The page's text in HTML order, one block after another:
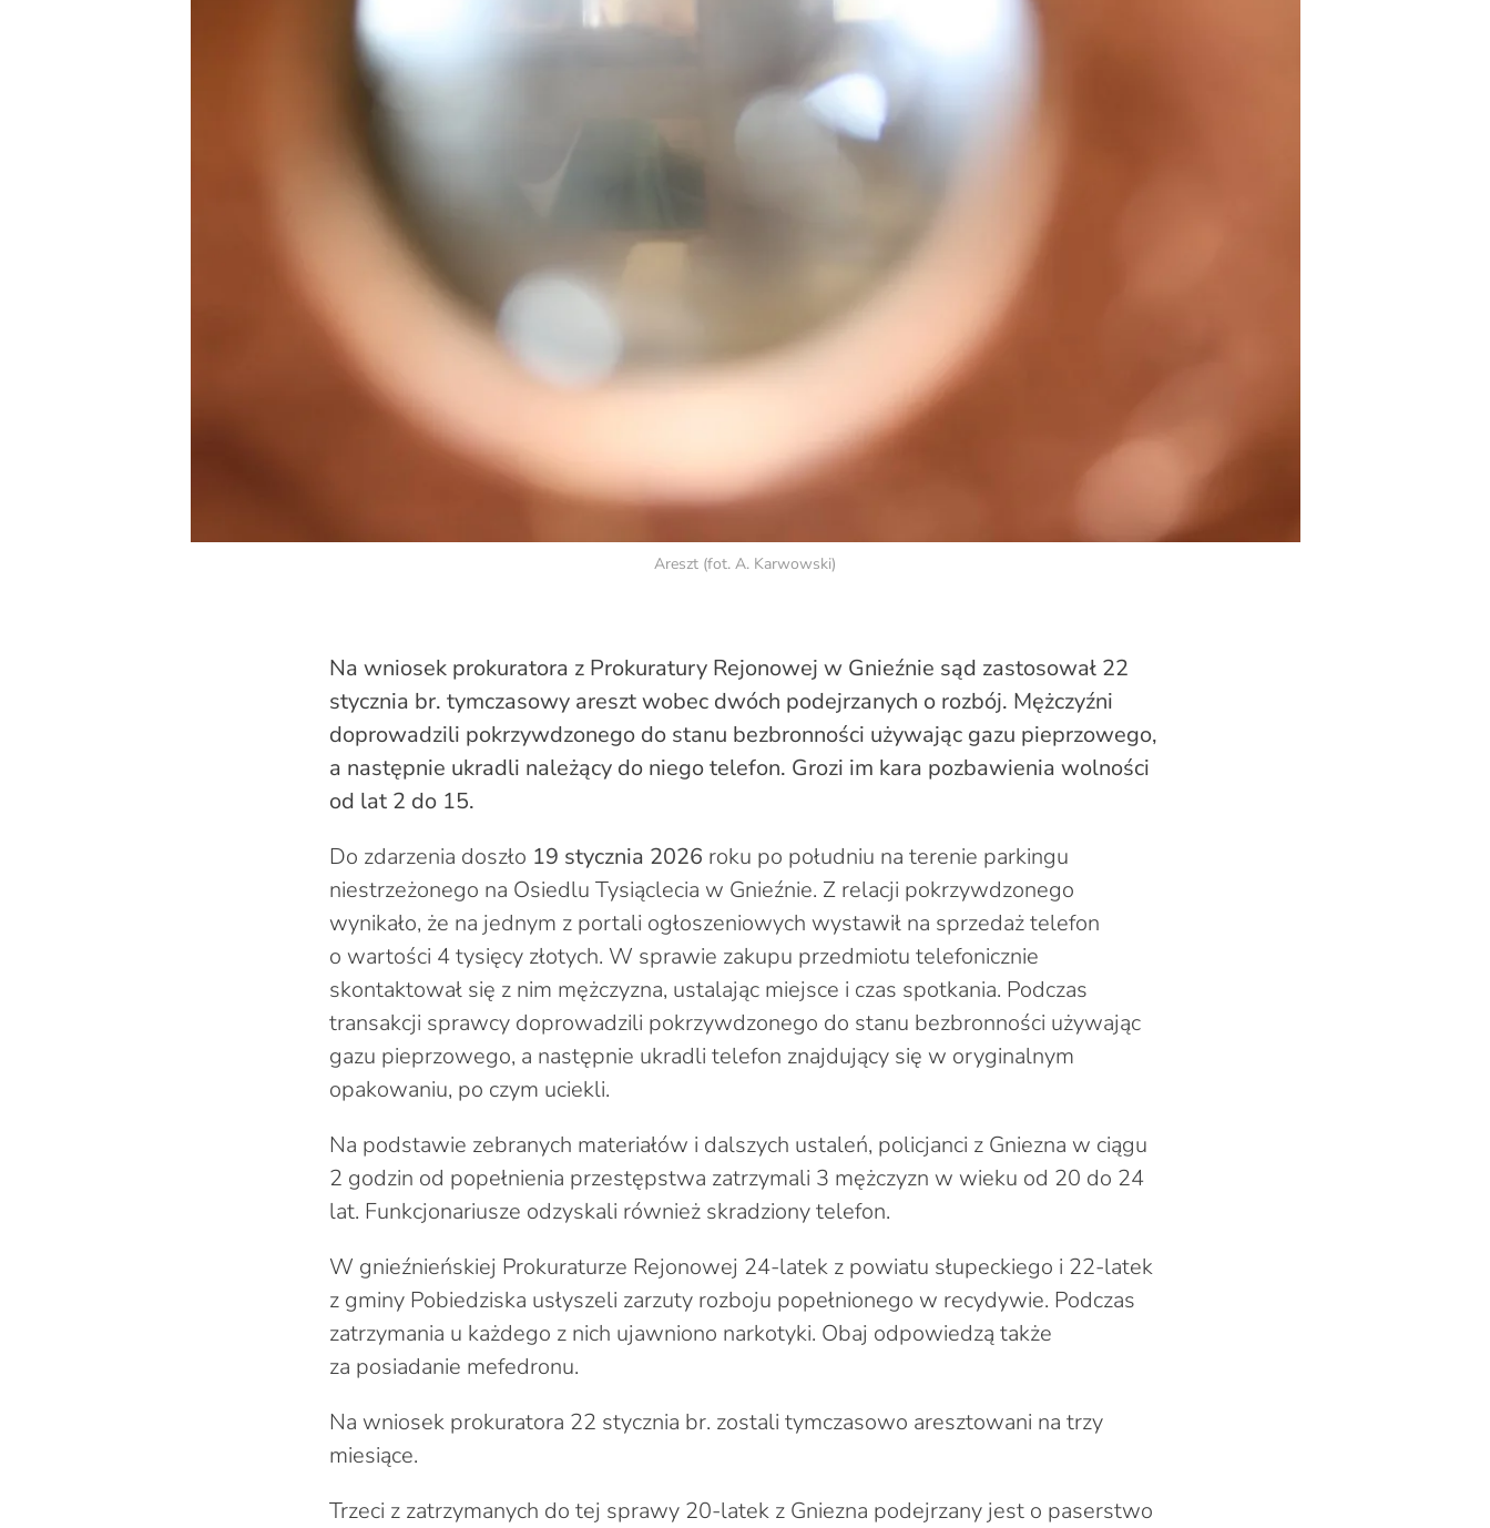
Areszt (fot. A. Karwowski)
Na wniosek prokuratora z Prokuratury Rejonowej w Gnieźnie sąd zastosował 22
stycznia br. tymczasowy areszt wobec dwóch podejrzanych o rozbój. Mężczyźni
doprowadzili pokrzywdzonego do stanu bezbronności używając gazu pieprzowego,
a następnie ukradli należący do niego telefon. Grozi im kara pozbawienia wolności
od lat 2 do 15.
Do zdarzenia doszło 19 stycznia 2026 roku po południu na terenie parkingu
niestrzeżonego na Osiedlu Tysiąclecia w Gnieźnie. Z relacji pokrzywdzonego
wynikało, że na jednym z portali ogłoszeniowych wystawił na sprzedaż telefon
o wartości 4 tysięcy złotych. W sprawie zakupu przedmiotu telefonicznie
skontaktował się z nim mężczyzna, ustalając miejsce i czas spotkania. Podczas
transakcji sprawcy doprowadzili pokrzywdzonego do stanu bezbronności używając
gazu pieprzowego, a następnie ukradli telefon znajdujący się w oryginalnym
opakowaniu, po czym uciekli.
Na podstawie zebranych materiałów i dalszych ustaleń, policjanci z Gniezna w ciągu
2 godzin od popełnienia przestępstwa zatrzymali 3 mężczyzn w wieku od 20 do 24
lat. Funkcjonariusze odzyskali również skradziony telefon.
W gnieźnieńskiej Prokuraturze Rejonowej 24-latek z powiatu słupeckiego i 22-latek
z gminy Pobiedziska usłyszeli zarzuty rozboju popełnionego w recydywie. Podczas
zatrzymania u każdego z nich ujawniono narkotyki. Obaj odpowiedzą także
za posiadanie mefedronu.
Na wniosek prokuratora 22 stycznia br. zostali tymczasowo aresztowani na trzy
miesiące.
Trzeci z zatrzymanych do tej sprawy 20-latek z Gniezna podejrzany jest o paserstwo